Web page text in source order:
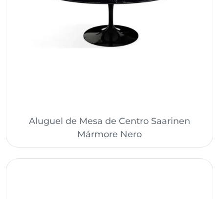
Aluguel de Mesa de Centro Saarinen
Mármore Nero